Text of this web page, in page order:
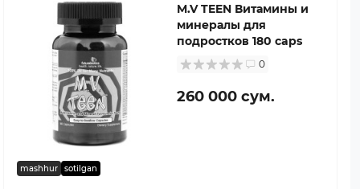
mashhur sotilgan
M.V TEEN Витамины и
минералы для
подростков 180 caps
0
260 000 сум.